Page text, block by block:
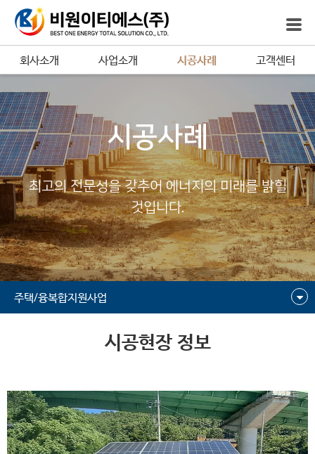
회사소개 사업소개 시공사례 고객센터
시공사례
최고의 전문성을 갖추어 에너지의 미래를 밝힐
것입니다.
주택/융복합지원사업
시공현장 정보